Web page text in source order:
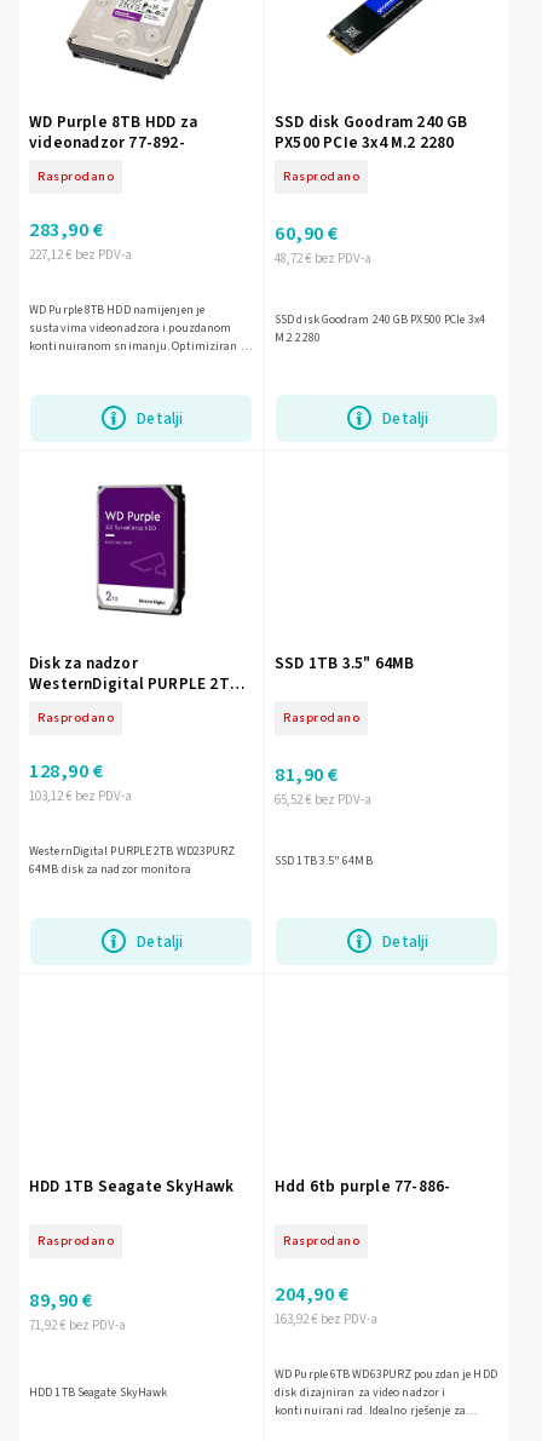
WD Purple 8TB HDD za
videonadzor 77-892-
Rasprodano
227,12 € bez PDV-a
283,90 €
Detalji
WD Purple 8TB HDD namijenjen je
sustavima videonadzora i pouzdanom
kontinuiranom snimanju. Optimiziran je
SSD disk Goodram 240 GB
PX500 PCIe 3x4 M.2 2280
Rasprodano
48,72 € bez PDV-a
60,90 €
Detalji
SSD disk Goodram 240 GB PX500 PCIe 3x4
M.2 2280
Disk za nadzor
WesternDigital PURPLE 2TB
Rasprodano
103,12 € bez PDV-a
128,90 €
Detalji
WesternDigital PURPLE 2TB WD23PURZ
64MB disk za nadzor monitora
SSD 1TB 3.5" 64MB
Rasprodano
65,52 € bez PDV-a
81,90 €
Detalji
SSD 1TB 3.5" 64MB
HDD 1TB Seagate SkyHawk
Rasprodano
71,92 € bez PDV-a
89,90 €
HDD 1TB Seagate SkyHawk
Hdd 6tb purple 77-886-
Rasprodano
163,92 € bez PDV-a
204,90 €
WD Purple 6TB WD63PURZ pouzdan je HDD
disk dizajniran za video nadzor i
kontinuirani rad. Idealno rješenje za